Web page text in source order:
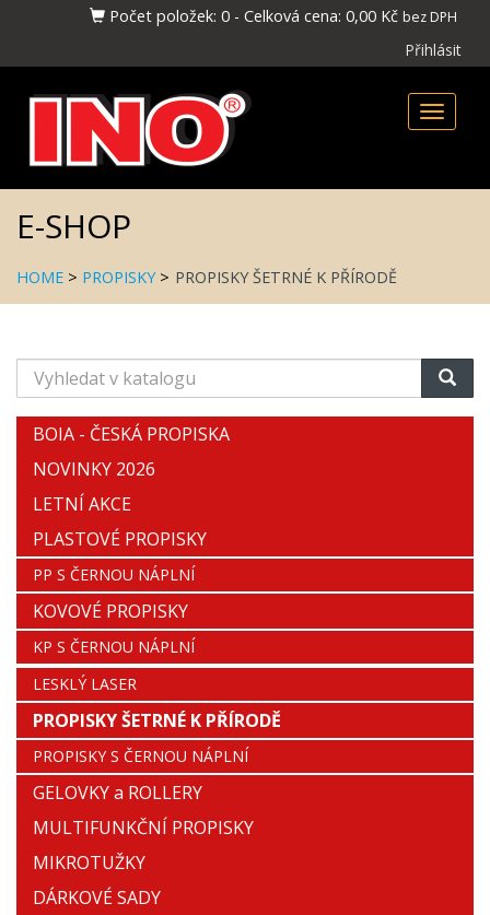
Počet položek: 0 - Celková cena: 0,00 Kč bez DPH
Přihlásit
Toggle
E-SHOP
HOME > PROPISKY> PROPISKY ŠETRNÉ K PŘÍRODĚ
Vyhledat
v
katalogu
BOIA - ČESKÁ PROPISKA
NOVINKY 2026
LETNÍ AKCE
PLASTOVÉ PROPISKY
PP S ČERNOU NÁPLNÍ
KOVOVÉ PROPISKY
KP S ČERNOU NÁPLNÍ
LESKLÝ LASER
PROPISKY ŠETRNÉ K PŘÍRODĚ
PROPISKY S ČERNOU NÁPLNÍ
GELOVKY a ROLLERY
MULTIFUNKČNÍ PROPISKY
MIKROTUŽKY
DÁRKOVÉ SADY